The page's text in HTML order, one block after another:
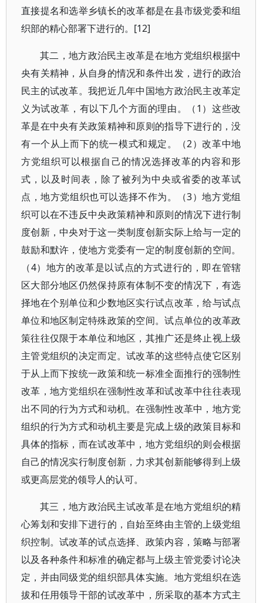
直接提名和选举乡镇长的改革都是在县市级党委和组
织部的精心部署下进行的。[12]
其二，地方政治民主改革是在地方党组织根据中
央有关精神，从自身的情况和条件出发，进行的政治
民主的试改革。我把近几年中国地方政治民主改革定
义为试改革，有以下几个方面的理由。（1）这些改
革是在中央有关政策精神和原则的指导下进行的，没
有一个从上而下的统一模式和规定。（2）改革中地
方党组织可以根据自己的情况选择改革的内容和形
式，以及时间表，除了被列为中央或省委的改革试
点，地方党组织也可以选择不作为。（3）地方党组
织可以在不违反中央政策精神和原则的情况下进行制
度创新，中央对于这一类制度创新实际上给与一定的
鼓励和默许，使地方党委有一定的制度创新的空间。
（4）地方的改革是以试点的方式进行的，即在管辖
区大部分地区仍然保持原有体制不变的情况下，有选
择地在个别单位和少数地区实行试点改革，给与试点
单位和地区制定特殊政策的空间。试点单位的改革政
策往往仅限于本单位和地区，其推广还是终止视上级
主管党组织的决定而定。试改革的这些特点使它区别
于从上而下按统一政策和统一标准全面推行的强制性
改革，地方党组织在强制性改革和试改革中往往表现
出不同的行为方式和动机。在强制性改革中，地方党
组织的行为方式和动机主要是完成上级的政策目标和
具体的指标，而在试改革中，地方党组织的则会根据
自己的情况实行制度创新，力求其创新能够得到上级
或更高层党的领导人的认可。
其三，地方政治民主试改革是在地方党组织的精
心筹划和安排下进行的，自始至终由主管的上级党组
织控制。试改革的试点选择、政策内容，策略与部署
以及各种条件和标准的确定都与上级主管党委讨论决
定，并由同级党的组织部具体实施。地方党组织在选
拔和任用领导干部的试改革中，所采取的基本方式主